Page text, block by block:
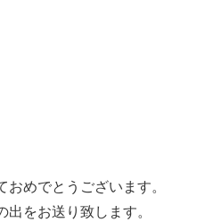
めでとうございます。
をお送り致します。